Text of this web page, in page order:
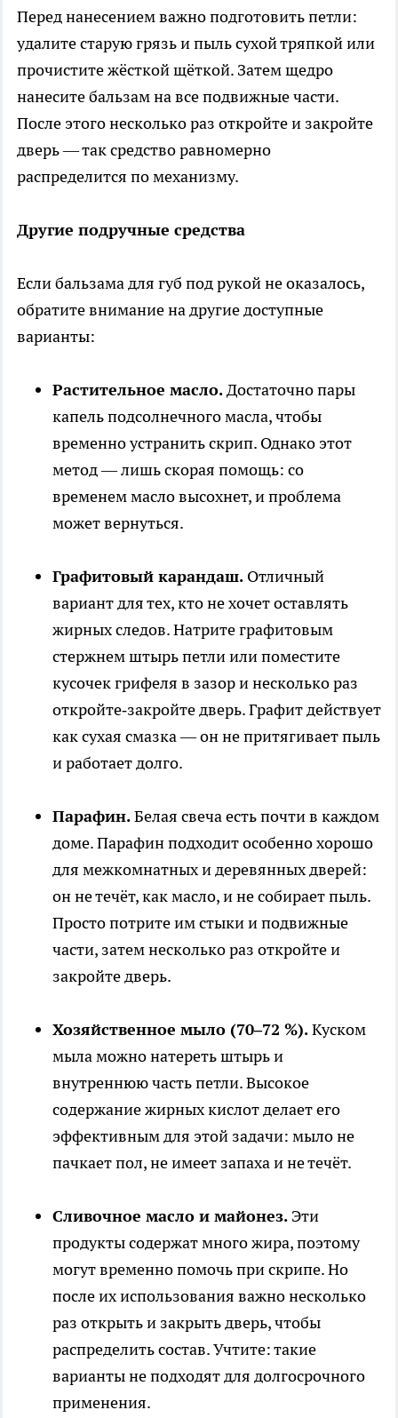
Перед нанесением важно подготовить петли:
удалите старую грязь и пыль сухой тряпкой или
прочистите жёсткой щёткой. Затем щедро
нанесите бальзам на все подвижные части.
После этого несколько раз откройте и закройте
дверь — так средство равномерно
распределится по механизму.
Другие подручные средства
Если бальзама для губ под рукой не оказалось,
обратите внимание на другие доступные
варианты:
Растительное масло.Достаточно пары
капель подсолнечного масла, чтобы
временно устранить скрип. Однако этот
метод — лишь скорая помощь: со
временем масло высохнет, и проблема
может вернуться.
Графитовый карандаш. Отличный
вариант для тех, кто не хочет оставлять
жирных следов. Натрите графитовым
стержнем штырь петли или поместите
кусочек грифеля в зазор и несколько раз
откройте‑закройте дверь. Графит действует
как сухая смазка — он не притягивает пыль
и работает долго.
Парафин.Белая свеча есть почти в каждом
доме. Парафин подходит особенно хорошо
для межкомнатных и деревянных дверей:
он не течёт, как масло, и не собирает пыль.
Просто потрите им стыки и подвижные
части, затем несколько раз откройте и
закройте дверь.
Хозяйственное мыло (70–72 %).Куском
мыла можно натереть штырь и
внутреннюю часть петли. Высокое
содержание жирных кислот делает его
эффективным для этой задачи: мыло не
пачкает пол, не имеет запаха и не течёт.
Сливочное масло и майонез. Эти
продукты содержат много жира, поэтому
могут временно помочь при скрипе. Но
после их использования важно несколько
раз открыть и закрыть дверь, чтобы
распределить состав. Учтите: такие
варианты не подходят для долгосрочного
применения.